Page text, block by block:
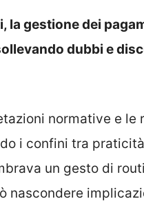
la gestione dei
dubbi e
normative e
i confini tra
un gesto di
nascondere